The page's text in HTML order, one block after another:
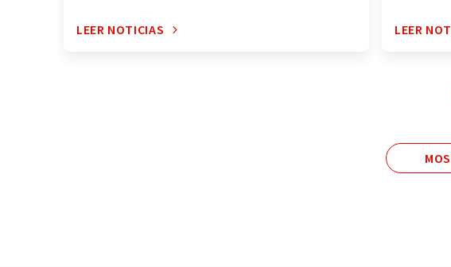
LEER NOTICIAS LEER